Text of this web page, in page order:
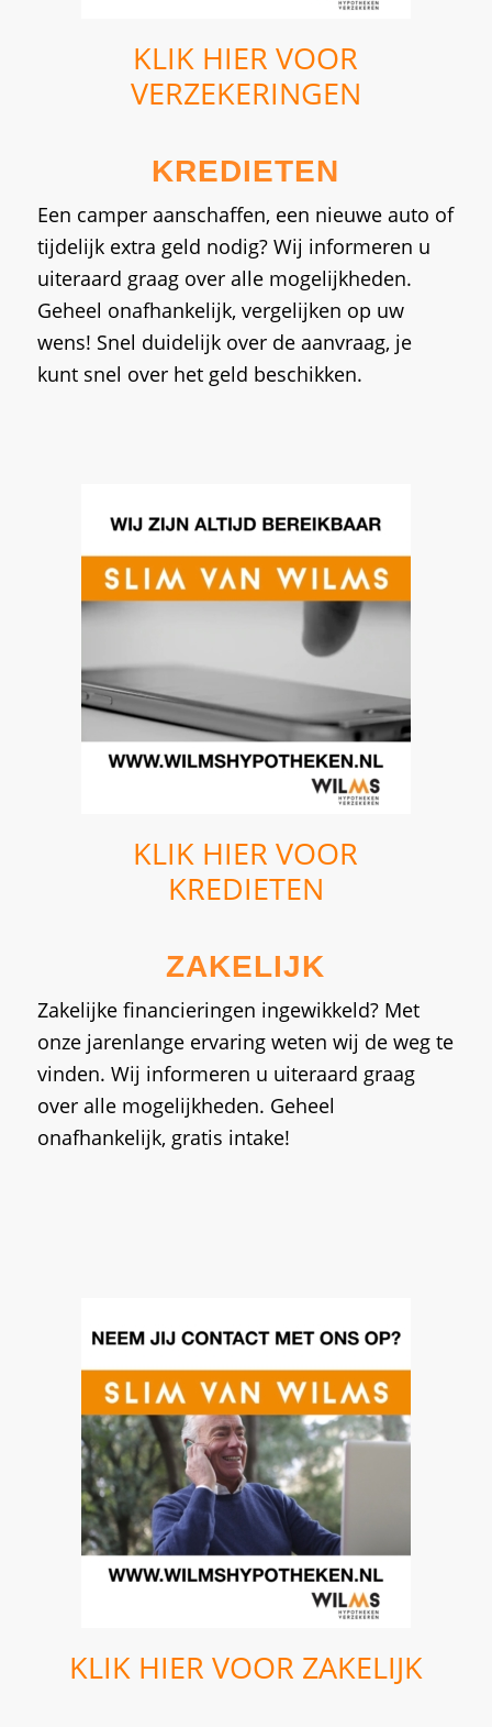
KLIK HIER VOOR
VERZEKERINGEN
KREDIETEN
Een camper aanschaffen, een nieuwe auto of
tijdelijk extra geld nodig? Wij informeren u
uiteraard graag over alle mogelijkheden.
Geheel onafhankelijk, vergelijken op uw
wens! Snel duidelijk over de aanvraag, je
kunt snel over het geld beschikken.
KLIK HIER VOOR
KREDIETEN
ZAKELIJK
Zakelijke financieringen ingewikkeld? Met
onze jarenlange ervaring weten wij de weg te
vinden. Wij informeren u uiteraard graag
over alle mogelijkheden. Geheel
onafhankelijk, gratis intake!
KLIK HIER VOOR ZAKELIJK